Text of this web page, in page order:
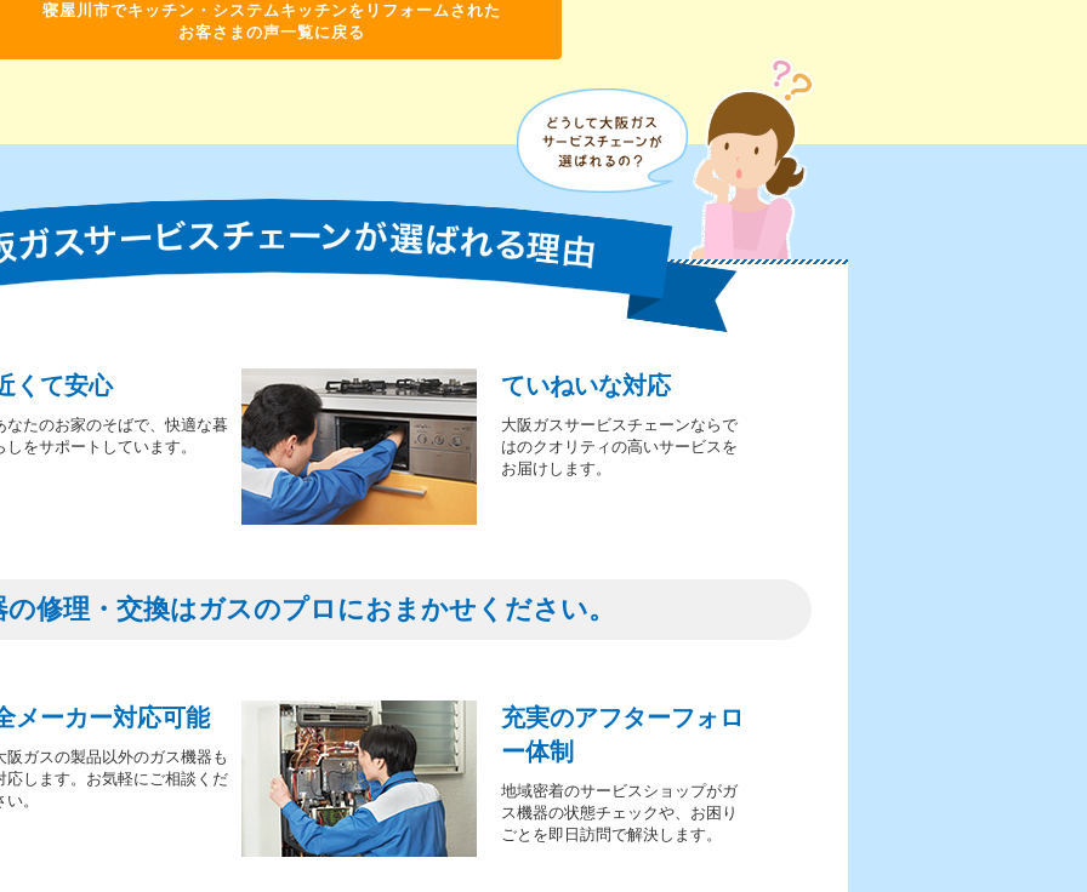
寝屋川市でキッチン・システムキッチンをリフォームされた
お客さまの声一覧に戻る
くて安心
なたのお家のそばで、快適な暮
しをサポートしています。
ていねいな対応
大阪ガスサービスチェーンならで
はのクオリティの高いサービスを
お届けします。
の修理・交換はガスのプロにおまかせください。
メーカー対応可能
阪ガスの製品以外のガス機器も
応します。お気軽にご相談くだ
い。
充実のアフターフォロ
ー体制
地域密着のサービスショップがガ
ス機器の状態チェックや、お困り
ごとを即日訪問で解決します。